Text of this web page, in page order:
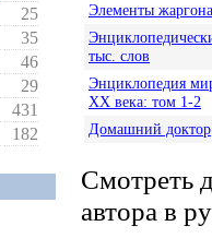
25
35
46
29
431
182
Элементы
тыс. слов
Энциклопедия
XX века: том 1-2
Домашний доктор
Смотреть
автора в